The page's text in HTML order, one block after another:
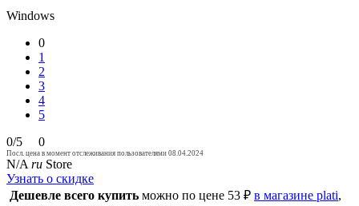
Windows
0
1
2
3
4
5
0/5 0
Посл. цена в момент отслеживания пользователями 08.04.2024
N/A ru Store
Узнать о скидке
Дешевле всего купить можно по цене 53 ₽ в магазине plati,